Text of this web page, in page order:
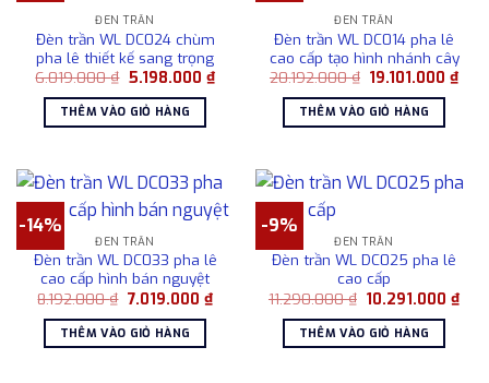
ĐÈN TRẦN
Đèn trần WL DC024 chùm
pha lê thiết kế sang trọng
6.019.000₫ Giá
là:
6.019.000 ₫.
5.198.000 ₫Giá
5.198.000 ₫.
THÊM VÀO GIỎ HÀNG
ĐÈN TRẦN
Đèn trần WL DC014 pha lê
cao cấp tạo hình nhánh cây
20.192.000₫ Giá
là:
20.192.000 ₫.
19.101.000₫Giá
THÊM VÀO GIỎ HÀNG
-14%
ĐÈN TRẦN
Đèn trần WL DC033 pha lê
cao cấp hình bán nguyệt
8.192.000₫ Giá
là:
8.192.000 ₫.
7.019.000 ₫Giá
hiện
7.019.000 ₫.
THÊM VÀO GIỎ HÀNG
-9%
ĐÈN TRẦN
Đèn trần WL DC025 pha lê
cao cấp
11.290.000₫ Giá
là:
11.290.000 ₫.
10.291.000₫Giá
hiện
THÊM VÀO GIỎ HÀNG